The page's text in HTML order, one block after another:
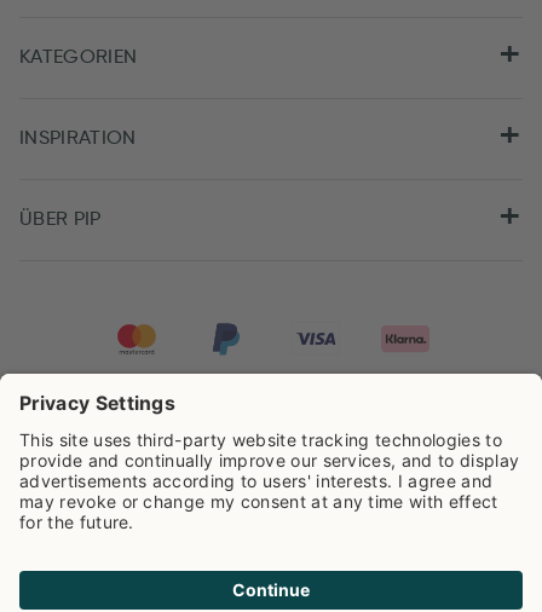
KATEGORIEN
INSPIRATION
ÜBER PIP
auf der Grundlage von8.959Rezensionen ausgezeichnet.